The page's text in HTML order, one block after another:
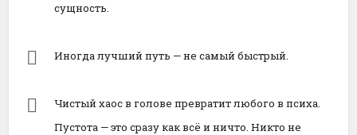
сущность.
Иногда лучший путь — не самый быстрый.
Чистый хаос в голове превратит любого в психа.
Пустота — это сразу как всё и ничто. Никто не